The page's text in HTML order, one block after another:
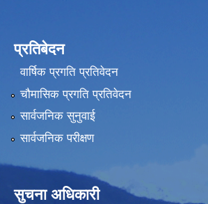
प्रतिबेदन
वार्षिक प्रगति प्रतिवेदन
चौमासिक प्रगति प्रतिवेदन
सार्वजनिक सुनुवाई
सार्वजनिक परीक्षण
सुचना अधिकारी